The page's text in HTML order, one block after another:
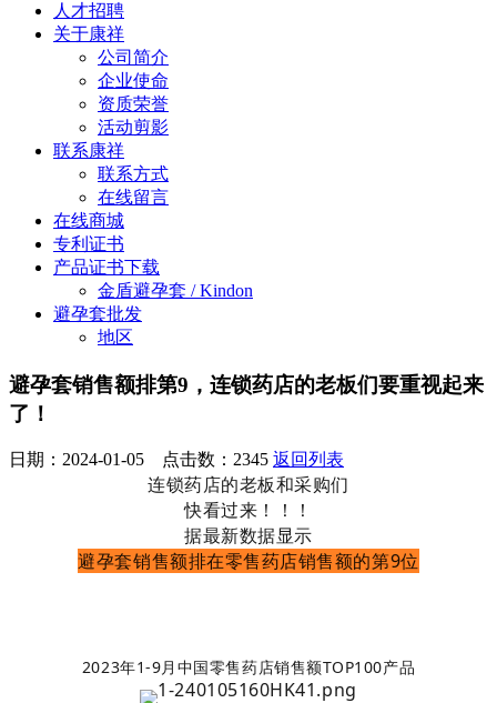
人才招聘
关于康祥
公司简介
企业使命
资质荣誉
活动剪影
联系康祥
联系方式
在线留言
在线商城
专利证书
产品证书下载
金盾避孕套 / Kindon
避孕套批发
地区
避孕套销售额排第9，连锁药店的老板们要重视起来
了！
日期：2024-01-05 点击数： 2345 返回列表
连锁药店的老板和采购们
快看过来！！！
据最新数据显示
避孕套销售额排在零售药店销售额的第9位
2023年1-9月中国零售药店销售额TOP100产品